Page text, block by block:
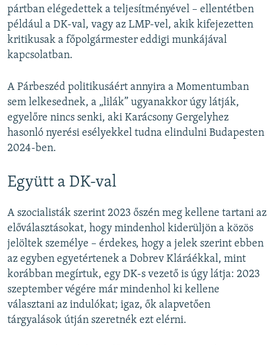
pártban elégedettek a teljesítményével – ellentétben
például a DK-val, vagy az LMP-vel, akik kifejezetten
kritikusak a főpolgármester eddigi munkájával
kapcsolatban.
A Párbeszéd politikusáért annyira a Momentumban
sem lelkesednek, a „lilák” ugyanakkor úgy látják,
egyelőre nincs senki, aki Karácsony Gergelyhez
hasonló nyerési esélyekkel tudna elindulni Budapesten
2024-ben.
Együtt a DK-val
A szocialisták szerint 2023 őszén meg kellene tartani az
előválasztásokat, hogy mindenhol kiderüljön a közös
jelöltek személye – érdekes, hogy a jelek szerint ebben
az egyben egyetértenek a Dobrev Kláráékkal, mint
korábban megírtuk, egy DK-s vezető is úgy látja: 2023
szeptember végére már mindenhol ki kellene
választani az indulókat; igaz, ők alapvetően
tárgyalások útján szeretnék ezt elérni.